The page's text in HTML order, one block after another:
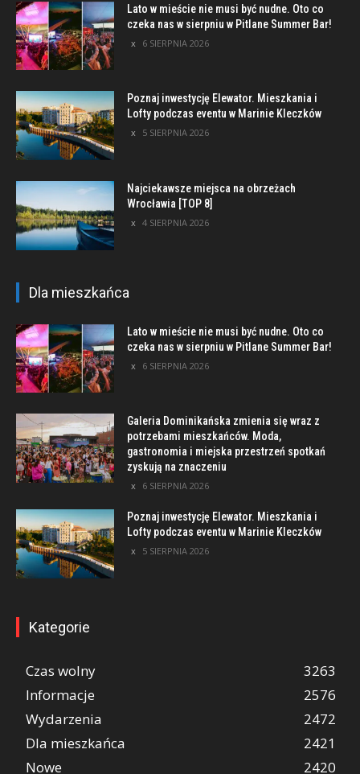
Lato w mieście nie musi być nudne. Oto co
czeka nas w sierpniu w Pitlane Summer Bar!
6 SIERPNIA 2026
Poznaj inwestycję Elewator. Mieszkania i
Lofty podczas eventu w Marinie Kleczków
5 SIERPNIA 2026
Najciekawsze miejsca na obrzeżach
Wrocławia [TOP 8]
4 SIERPNIA 2026
Dla mieszkańca
Lato w mieście nie musi być nudne. Oto co
czeka nas w sierpniu w Pitlane Summer Bar!
6 SIERPNIA 2026
Galeria Dominikańska zmienia się wraz z
potrzebami mieszkańców. Moda,
gastronomia i miejska przestrzeń spotkań
zyskują na znaczeniu
6 SIERPNIA 2026
Poznaj inwestycję Elewator. Mieszkania i
Lofty podczas eventu w Marinie Kleczków
5 SIERPNIA 2026
Kategorie
Czas wolny
3263
Informacje
2576
Wydarzenia
2472
Dla mieszkańca
2421
Nowe
2420